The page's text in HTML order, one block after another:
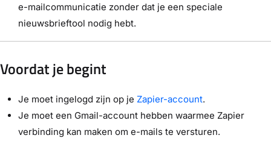
e-mailcommunicatie zonder dat je een speciale
nieuwsbrieftool nodig hebt.
Voordat je begint
Je moet ingelogd zijn op je Zapier-account.
Je moet een Gmail-account hebben waarmee Zapier
verbinding kan maken om e-mails te versturen.